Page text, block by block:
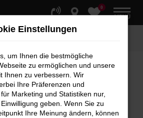
0
MENÜ
Einstellungen
um Ihnen die bestmögliche
zu ermöglichen und unsere
Ihnen zu verbessern. Wir
Ihre Präferenzen und
Marketing und Statistiken nur,
geben. Wenn Sie zu
Ihre Meinung ändern, können